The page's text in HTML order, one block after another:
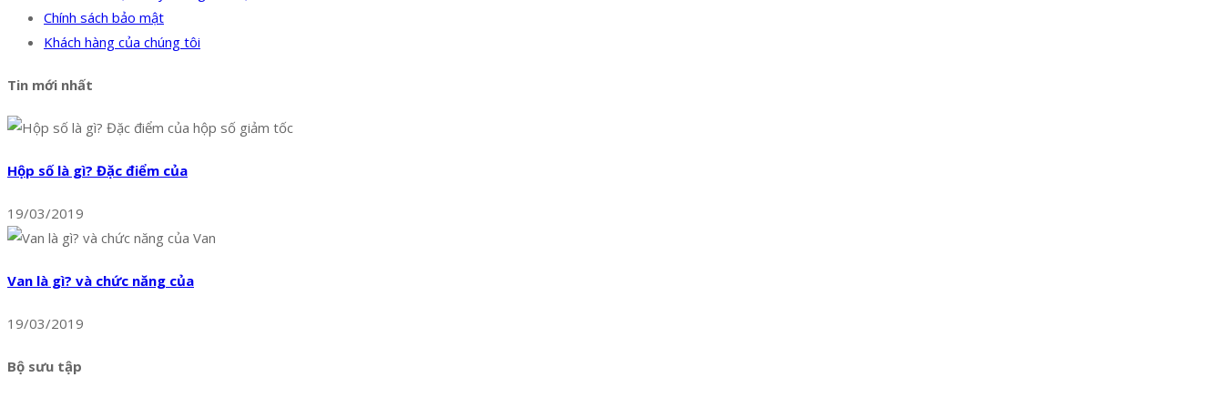
Chính sách bảo mật
Khách hàng của chúng tôi
Tin mới nhất
Hộp số là gì? Đặc điểm của
19/03/2019
Van là gì? và chức năng của
19/03/2019
Bộ sưu tập